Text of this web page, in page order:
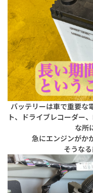
バッテリーは車で重要な
ト、ドライブレコーダー
な所
急にエンジンがか
そうな